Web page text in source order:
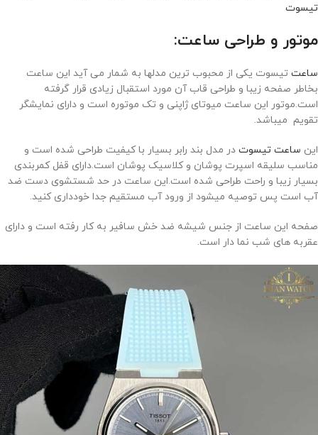
تیسوت
موتور و طراحی ساعت:
ساعت تیسوت یکی از محبوب ترین مدلها به شمار می آید این ساعت
بخاطر صفحه زیبا و طراحی قاب آن مورد استقبال زیادی قرار گرفته
است.موتور این ساعت میوتای ژاپنی و تک موتوره است و دارای نمایشگر
تقویم میباشد.
این ساعت تیسوت در مدل بند رابر بسیار با کیفیت طراحی شده است و
مناسب سلیقه اسپرت پوشان و کلاسیک پوشان است.دارای قفل کمربندی
بسیار زیبا و راحت طراحی شده است.این ساعت در حد شستشوی دست ضد
آب است پس توصیه میشود از ورود آب مستقیم جدا خودداری کنید.
صفحه این ساعت از جنس شیشه ضد خش سافیر به کار رفته است و دارای
عقربه های شب نما دار است.